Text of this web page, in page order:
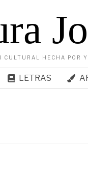
HECHA POR Y
LETRAS